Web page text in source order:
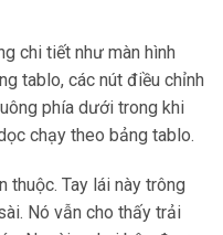
chi tiết như màn hình
tablo, các nút điều chỉnh
phía dưới trong khi
chạy theo bảng tablo.
thuộc. Tay lái này trông
Nó vẫn cho thấy trải